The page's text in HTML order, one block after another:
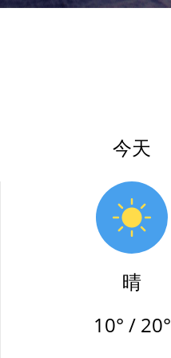
今天
晴
10° / 20°